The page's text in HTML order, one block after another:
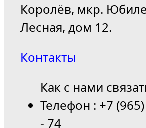
Королёв, мкр.
Лесная, дом 12.
Контакты
Как с нами
Телефон : +7
- 74